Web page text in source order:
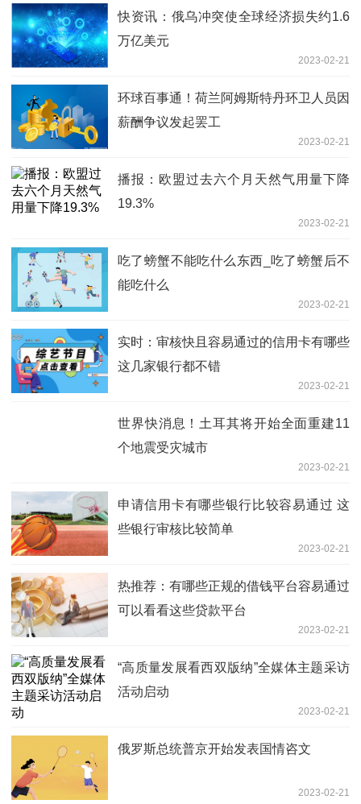
快资讯：俄乌冲突使全球经济损失约1.6
万亿美元
2023-02-21
环球百事通！荷兰阿姆斯特丹环卫人员因
薪酬争议发起罢工
2023-02-21
播报：欧盟过去六个月天然气用量下降
19.3%
2023-02-21
吃了螃蟹不能吃什么东西_吃了螃蟹后不
能吃什么
2023-02-21
实时：审核快且容易通过的信用卡有哪些
这几家银行都不错
2023-02-21
世界快消息！土耳其将开始全面重建11
个地震受灾城市
2023-02-21
申请信用卡有哪些银行比较容易通过 这
些银行审核比较简单
2023-02-21
热推荐：有哪些正规的借钱平台容易通过
可以看看这些贷款平台
2023-02-21
“高质量发展看西双版纳”全媒体主题采访
活动启动
2023-02-21
俄罗斯总统普京开始发表国情咨文
2023-02-21